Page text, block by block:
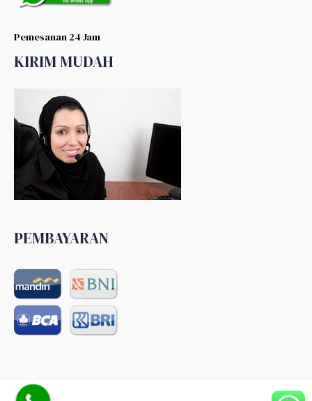
Pemesanan 24 Jam
KIRIM MUDAH
PEMBAYARAN